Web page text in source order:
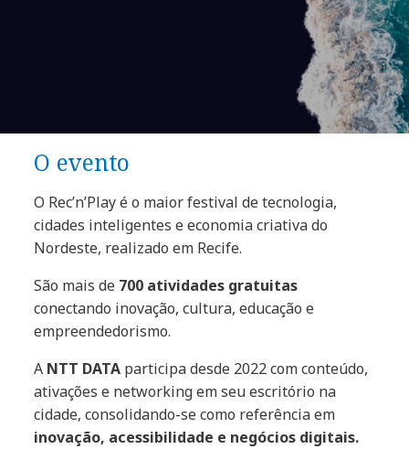
O evento
O Rec’n’Play é o maior festival de tecnologia,
cidades inteligentes e economia criativa do
Nordeste, realizado em Recife.
São mais de 700 atividades gratuitas
conectando inovação, cultura, educação e
empreendedorismo.
A NTT DATA participa desde 2022 com conteúdo,
ativações e networking em seu escritório na
cidade, consolidando-se como referência em
inovação, acessibilidade e negócios digitais.